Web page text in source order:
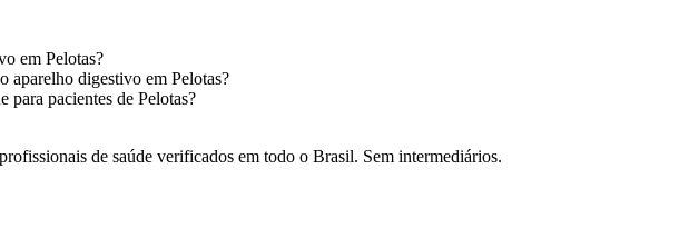
em Pelotas?
aparelho digestivoem Pelotas?
para pacientes de Pelotas?
de saúde verificados em todo o Brasil. Sem intermediários.